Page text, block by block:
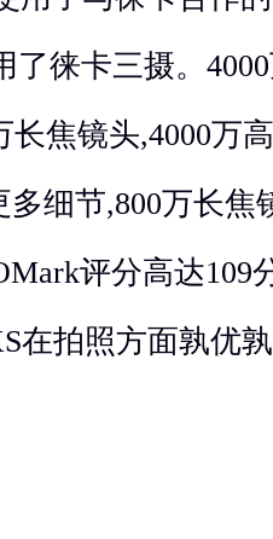
了徕卡三摄。
长焦镜头,4000万
多细节,800万长焦
评分高达109
在拍照方面孰优